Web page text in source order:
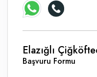
Elazığlı
Başvuru Formu